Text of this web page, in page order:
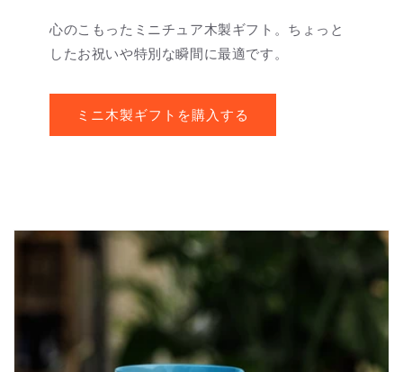
心のこもったミニチュア木製ギフト。ちょっと
したお祝いや特別な瞬間に最適です。
ミニ木製ギフトを購入する